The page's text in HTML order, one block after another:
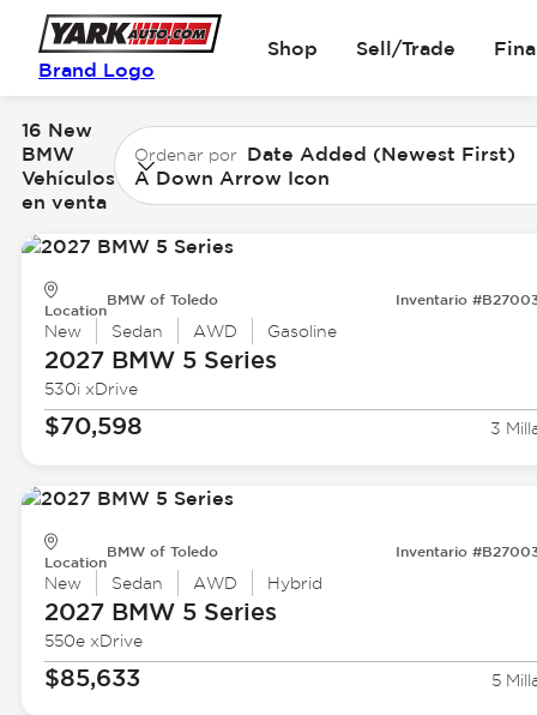
Brand Logo
Shop Sell/Trade
16 New
BMW
Vehículos
en venta
Ordenar por Date Added (Newest First)
A Down Arrow Icon
Location
BMW of Toledo Inventario
New Sedan AWD Gasoline
2027 BMW5 Series
530i xDrive
$70,598 3
Location
BMW of Toledo Inventario
New Sedan AWD Hybrid
2027 BMW5 Series
550e xDrive
$85,633 5